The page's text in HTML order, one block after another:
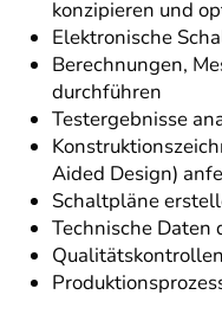
konzipieren und
Elektronische
Berechnungen,
durchführen
Testergebnisse
Aided Design)
Schaltpläne
Technische Daten